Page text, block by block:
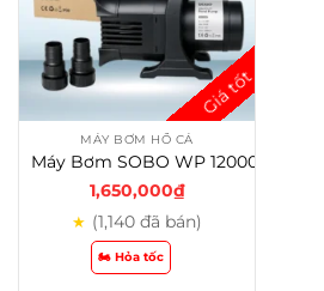
MÁY BƠM HỒ CÁ
1,650,000₫
★ (1,140 đã bán)
🏍️ Hỏa tốc